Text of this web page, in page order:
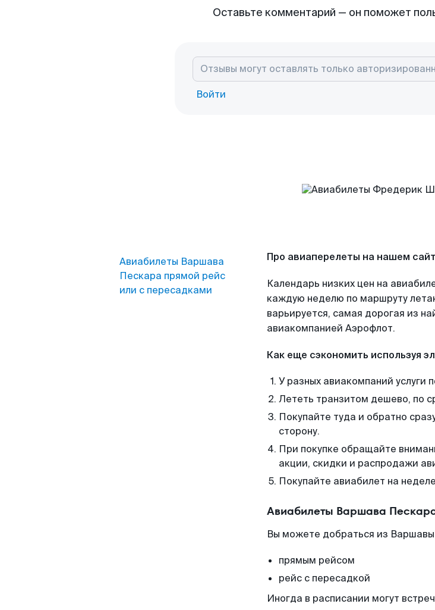
Оставьте комментарий — он поможет
Войти
Авиабилеты Варшава
Пескара прямой рейс
или с пересадками
Про авиаперелеты на нашем
Календарь низких цен на
каждую неделю по маршруту
варьируется, самая дорогая из
авиакомпанией Аэрофлот.
Как еще сэкономить используя
У разных авиакомпаний услуги
Лететь транзитом дешево, по
Покупайте туда и обратно
сторону.
При покупке обращайте
акции, скидки и распродажи
Покупайте авиабилет на
Авиабилеты Варшава
Вы можете добраться из
прямым рейсом
рейс с пересадкой
Иногда в расписании могут